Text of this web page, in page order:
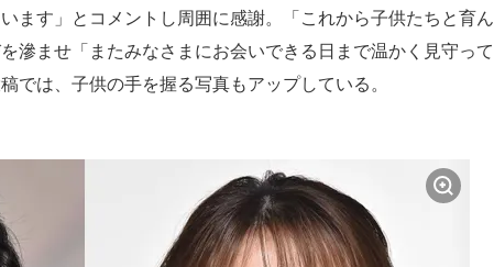
ます」とコメントし周囲に感謝。「これから子供たちと育ん
滲ませ「またみなさまにお会いできる日まで温かく見守って
では、子供の手を握る写真もアップしている。